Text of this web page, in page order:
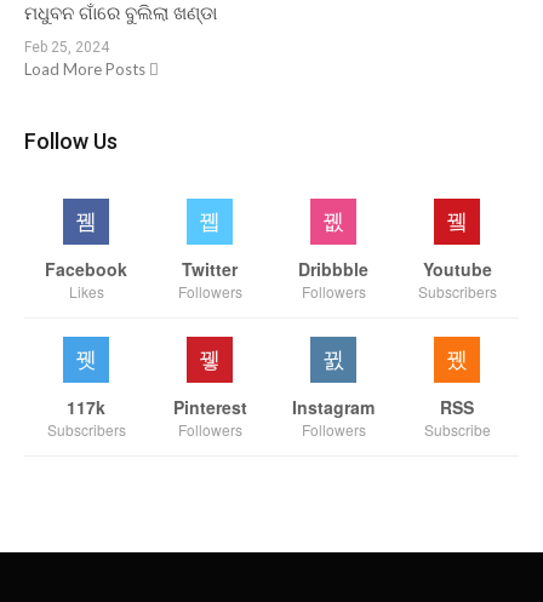
ମଧୁବନ ଗାଁରେ ବୁଲିଲା ଖଣ୍ଡା
Feb 25, 2024
Load More Posts
Follow Us
Facebook
Likes
Twitter
Followers
Dribbble
Followers
Youtube
Subscribers
117k
Subscribers
Pinterest
Followers
Instagram
Followers
RSS
Subscribe